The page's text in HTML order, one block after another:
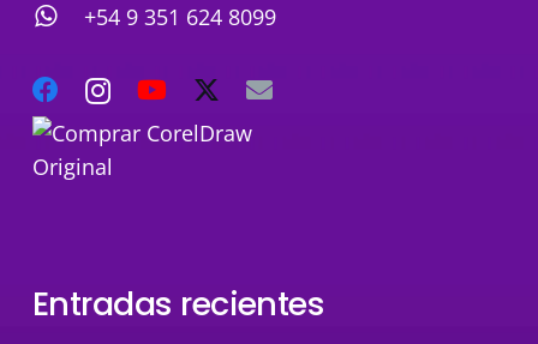
+54 9 351 624 8099
Entradas recientes